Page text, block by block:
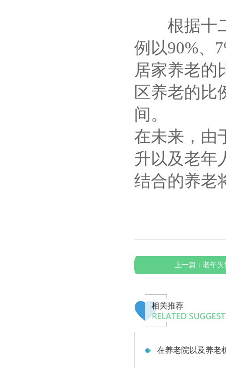
根据十二
例以90%、
居家养老的
区养老的比
间。
在未来，由
升以及老年
结合的养老
上一篇： 老年失
相关推荐
在养老院以及养老